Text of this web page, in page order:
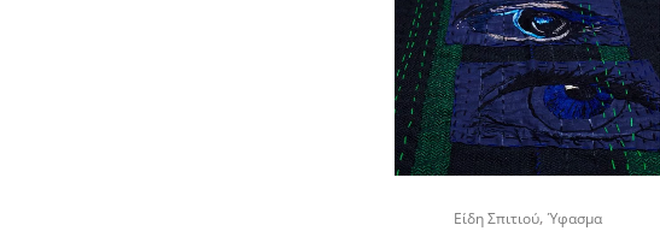
Είδη Σπιτιού,Ύφασμα